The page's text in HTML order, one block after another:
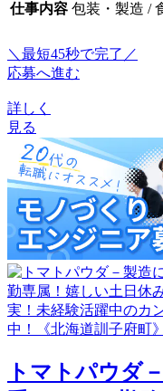
仕事内容 包装・製造 /
＼最短45秒で完了／
応募へ進む
詳しく
見る
トマトパウダ